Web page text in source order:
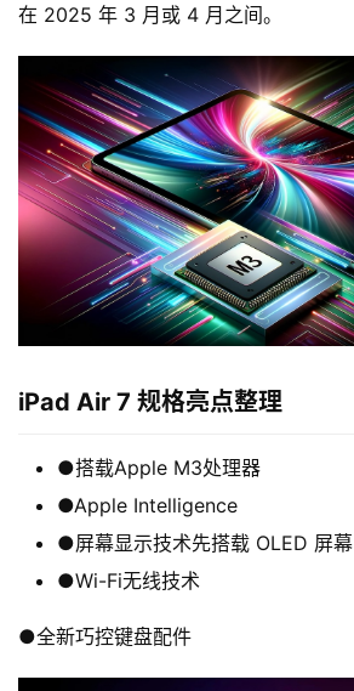
在 2025 年 3 月或 4 月之间。
iPad Air 7 规格亮点整理
●搭载Apple M3处理器
●Apple Intelligence
●屏幕显示技术先搭载 OLED 屏幕
●Wi-Fi无线技术
●全新巧控键盘配件